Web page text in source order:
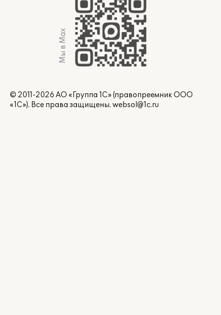
Мы в Max
© 2011-2026 АО «Группа 1С» (правопреемник ООО
«1С»). Все права защищены. websol@1c.ru